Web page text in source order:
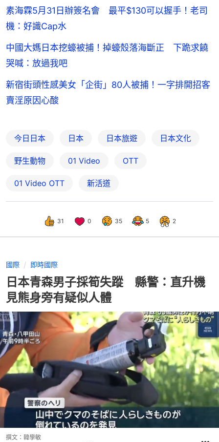
素海霖5月31日辦簽名會 最平$130可以握手！老司
機：好識Cap水
中國大媽日本挖蠔被捕！掉蠔殼落海斷正 下跪求饒
哭喊：放過我吧
新宿街頭性感美女「企街」80人被捕！一字排開招客
賣淫原因心酸
今日日本 日本 日本旅遊 日本文化
野生動物 01 Video OTT
01‌ ‌Video‌ ‌OTT 新活道
31 0 35 5 2
國際 即時國際
日本青森男子採筍失蹤 縣警：直升機
見熊身旁有疑似人體
撰文： 韓學敏